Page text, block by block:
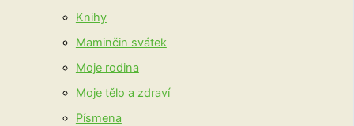
Knihy
Maminčin svátek
Moje rodina
Moje tělo a zdraví
Písmena